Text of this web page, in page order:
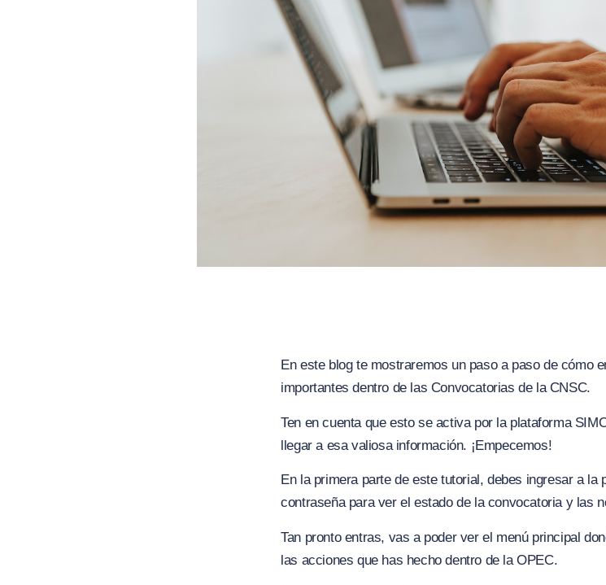
En este blog te mostraremos un paso a paso de cómo
importantes dentro de las Convocatorias de la CNSC.
Ten en cuenta que esto se activa por la plataforma
llegar a esa valiosa información. ¡Empecemos!
En la primera parte de este tutorial, debes ingresar a
contraseña para ver el estado de la convocatoria y las
Tan pronto entras, vas a poder ver el menú principal
las acciones que has hecho dentro de la OPEC.